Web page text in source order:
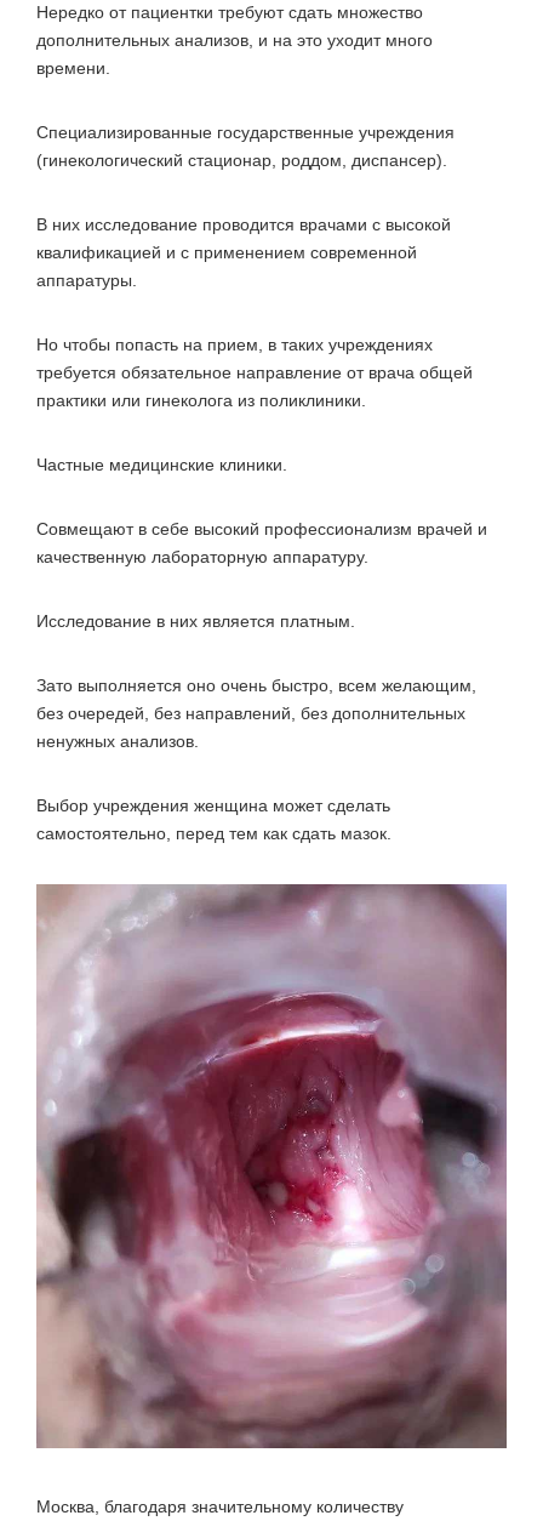
Нередко от пациентки требуют сдать множество
дополнительных анализов, и на это уходит много
времени.
Специализированные государственные учреждения
(гинекологический стационар, роддом, диспансер).
В них исследование проводится врачами с высокой
квалификацией и с применением современной
аппаратуры.
Но чтобы попасть на прием, в таких учреждениях
требуется обязательное направление от врача общей
практики или гинеколога из поликлиники.
Частные медицинские клиники.
Совмещают в себе высокий профессионализм врачей и
качественную лабораторную аппаратуру.
Исследование в них является платным.
Зато выполняется оно очень быстро, всем желающим,
без очередей, без направлений, без дополнительных
ненужных анализов.
Выбор учреждения женщина может сделать
самостоятельно, перед тем как сдать мазок.
Москва, благодаря значительному количеству